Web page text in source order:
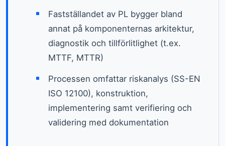
Fastställandet av PL bygger bland
annat på komponenternas arkitektur,
diagnostik och tillförlitlighet (t.ex.
MTTF, MTTR)
Processen omfattar riskanalys (SS-EN
ISO 12100), konstruktion,
implementering samt verifiering och
validering med dokumentation